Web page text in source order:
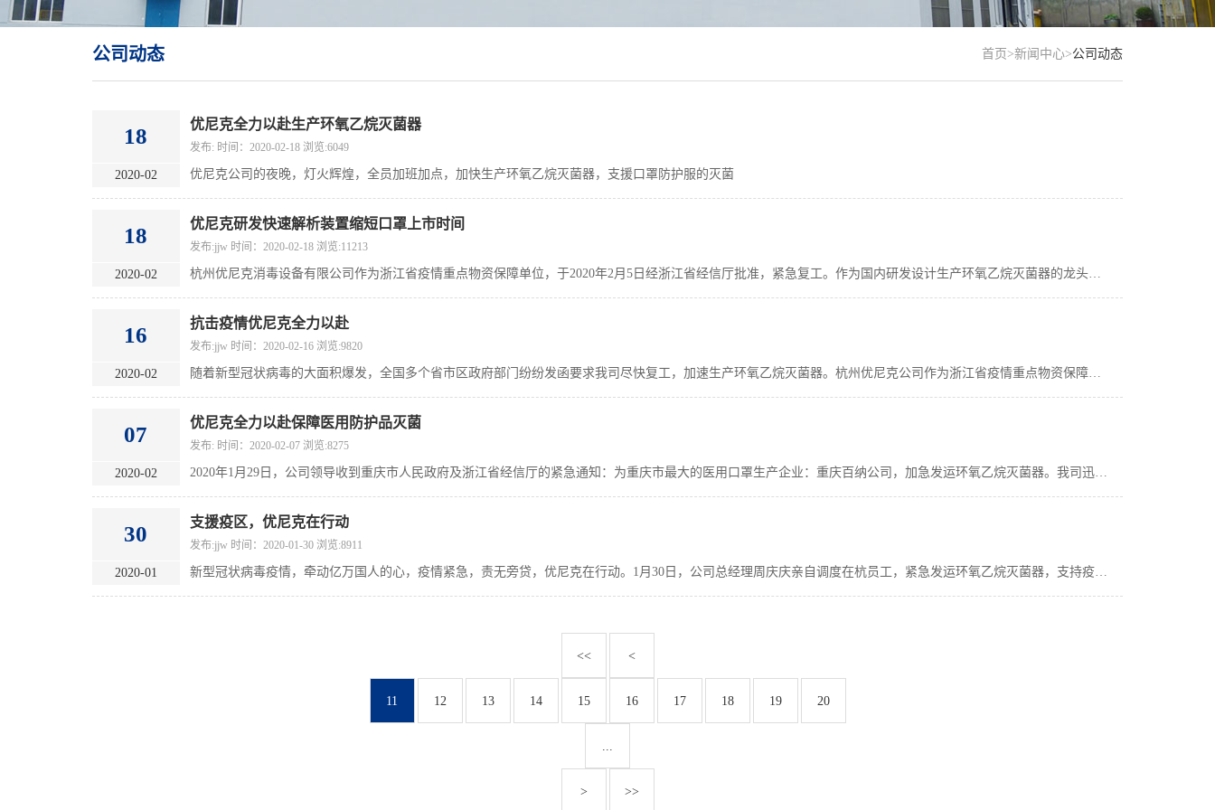
公司动态 首页>新闻中心>公司动态
18
2020-02
优尼克全力以赴生产环氧乙烷灭菌器
发布: 时间：2020-02-18 浏览:6049
优尼克公司的夜晚，灯火辉煌，全员加班加点，加快生产环氧乙烷灭菌器，支援口罩防护服的灭菌
18
2020-02
优尼克研发快速解析装置缩短口罩上市时间
发布:jjw 时间：2020-02-18 浏览:11213
16
2020-02
抗击疫情优尼克全力以赴
发布:jjw 时间：2020-02-16 浏览:9820
07
2020-02
优尼克全力以赴保障医用防护品灭菌
发布: 时间：2020-02-07 浏览:8275
30
2020-01
支援疫区，优尼克在行动
发布:jjw 时间：2020-01-30 浏览:8911
<< <
11 12 13 14 15 16 17 18 19 20
> >>